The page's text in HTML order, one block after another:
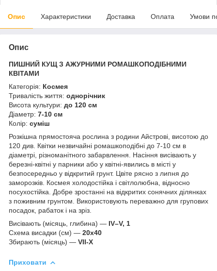
Опис Характеристики Доставка Оплата Умови
Опис
ПИШНИЙ КУЩ З АЖУРНИМИ РОМАШКОПОДІБНИМИ
КВІТАМИ
Категорія: Космея
Тривалість життя: однорічник
Висота культури: до 120 см
Діаметр: 7-10 см
Колір: суміш
Розкішна прямостояча рослина з родини Айстрові, висотою до
120 див. Квітки незвичайні ромашкоподібні до 7-10 см в
діаметрі, різноманітного забарвлення. Насіння висівають у
березні-квітні у парники або у квітні-явились в місті у
безпосередньо у відкритий грунт. Цвіте рясно з липня до
заморозків. Космея холодостійка і світлолюбна, відносно
посухостійка. Добре зростанні на відкритих сонячних ділянках
з поживним грунтом. Використовують переважно для групових
посадок, рабаток і на зріз.
Висівають (місяць, глибина) — IV–V, 1
Схема висадки (см) — 20х40
Збирають (місяць) — VII-X
Приховати